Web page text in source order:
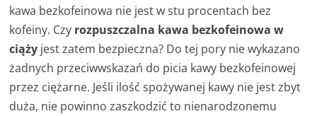
kawa bezkofeinowa nie jest w stu procentach bez
kofeiny. Czy rozpuszczalna kawa bezkofeinowa w
ciąży jest zatem bezpieczna? Do tej pory nie wykazano
żadnych przeciwwskazań do picia kawy bezkofeinowej
przez ciężarne. Jeśli ilość spożywanej kawy nie jest zbyt
duża, nie powinno zaszkodzić to nienarodzonemu